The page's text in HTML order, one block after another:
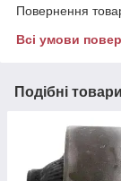
Повернення
Всі умови
Подібні